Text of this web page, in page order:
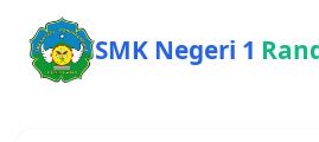
SMK Negeri 1